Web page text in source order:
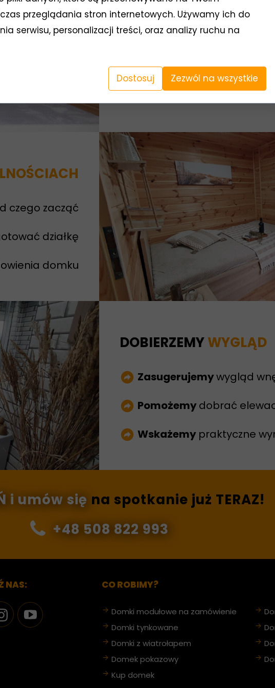
i umów się na spotkanie już TERAZ!
+48 508 822 993
czego zacząć
działkę
domku
DOBIERZEMYWYGLĄD
Zasugerujemywygląd
Pomożemydobrać
Wskażemy praktyczne
ZAPROJEKTUJEMY
Porozmawiamy
o
Dobierzemyliczbę i
projekt i
CO ROBIMY?
NAS:
Domki modułowe na zamówienie
Domki tynkowane
Domki z wiatrołapem
Domek pokazowy
Kup domek
przeglądania stron internetowych. Używamy ich do
serwisu, personalizacji treści, oraz analizy ruchu na
Dostosuj Zezwól na wszystkie